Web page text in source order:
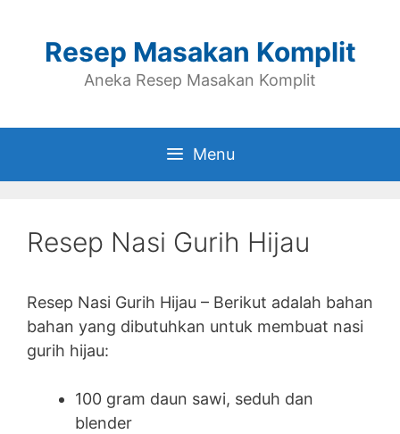
contentResep Masakan Komplit
Aneka Resep Masakan Komplit
Menu
Resep Nasi Gurih Hijau
Resep Nasi Gurih Hijau – Berikut adalah bahan
bahan yang dibutuhkan untuk membuat nasi
gurih hijau:
100 gram daun sawi, seduh dan
blender